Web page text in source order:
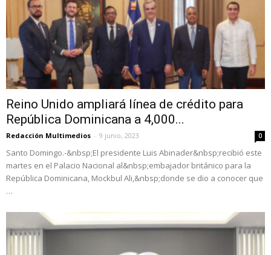
Reino Unido ampliará línea de crédito para
República Dominicana a 4,000...
Redacción Multimedios - 9 junio, 2023 0
Santo Domingo.-&nbsp;El presidente Luis Abinader&nbsp;recibió este
martes en el Palacio Nacional al&nbsp;embajador británico para la
República Dominicana, Mockbul Ali,&nbsp;donde se dio a conocer que
…